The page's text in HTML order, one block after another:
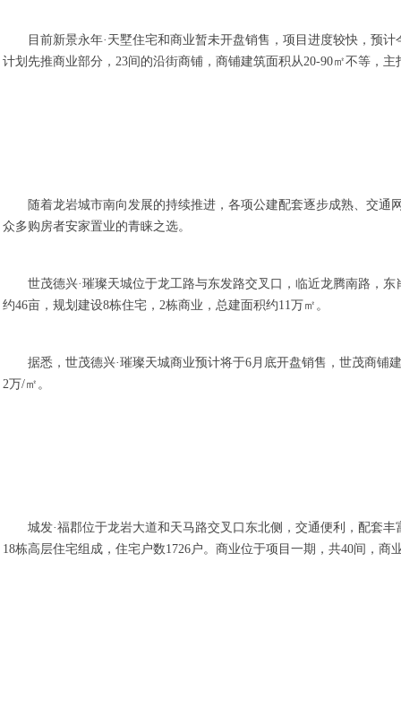
目前新景永年·天墅住宅和商业暂未开盘销售，项目进度较快，预
计划先推商业部分，23间的沿街商铺，商铺建筑面积从20-90㎡不等，
随着龙岩城市南向发展的持续推进，各项公建配套逐步成熟、交
众多购房者安家置业的青睐之选。
世茂德兴·璀璨天城位于龙工路与东发路交叉口，临近龙腾南路，
约46亩，规划建设8栋住宅，2栋商业，总建面积约11万㎡。
据悉，世茂德兴·璀璨天城商业预计将于6月底开盘销售，世茂商铺
2万/㎡。
城发·福郡位于龙岩大道和天马路交叉口东北侧，交通便利，配套
18栋高层住宅组成，住宅户数1726户。商业位于项目一期，共40间，